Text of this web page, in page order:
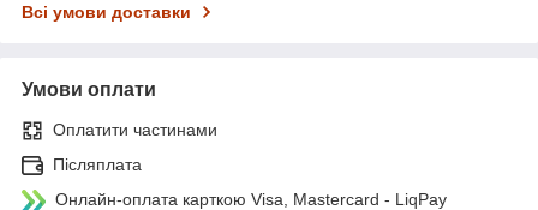
Всі умови доставки
Умови оплати
Оплатити частинами
Післяплата
Онлайн-оплата карткою Visa, Mastercard - LiqPay